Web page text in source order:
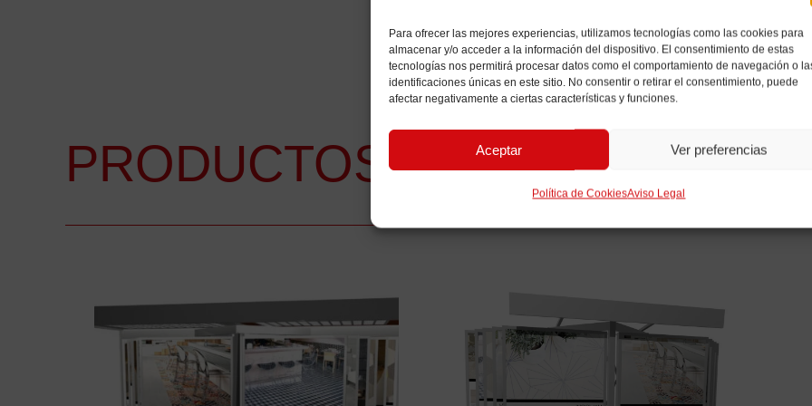
Para ofrecer las mejores experiencias, utilizamos tecnologías como las cookies para
almacenar y/o acceder a la información del dispositivo. El consentimiento de estas
tecnologías nos permitirá procesar datos como el comportamiento de navegación o
identificaciones únicas en este sitio. No consentir o retirar el consentimiento, puede
afectar negativamente a ciertas características y funciones.
Aceptar Ver preferencias
Política de CookiesAviso Legal
PRODUCTOS RELACIONADOS